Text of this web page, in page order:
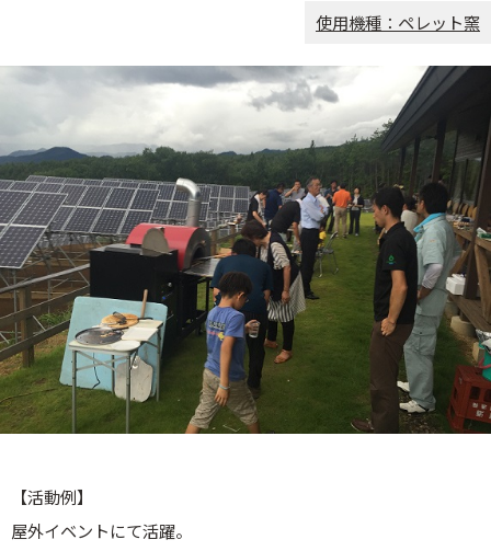
使用機種：ペレット窯
【活動例】
屋外イベントにて活躍。